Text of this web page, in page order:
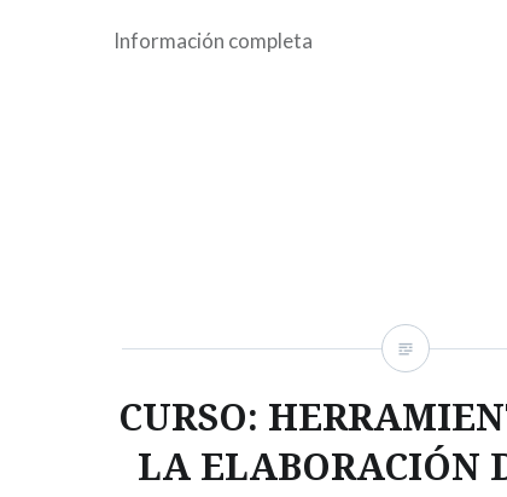
Información completa
CURSO:
LA ELABORACIÓN